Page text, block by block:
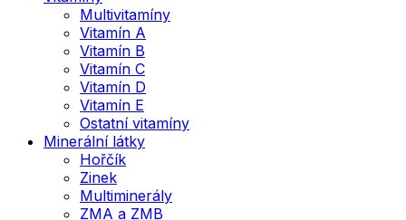
Multivitamíny
Vitamín A
Vitamín B
Vitamín C
Vitamín D
Vitamín E
Ostatní vitamíny
Minerální látky
Hořčík
Zinek
Multiminerály
ZMA a ZMB